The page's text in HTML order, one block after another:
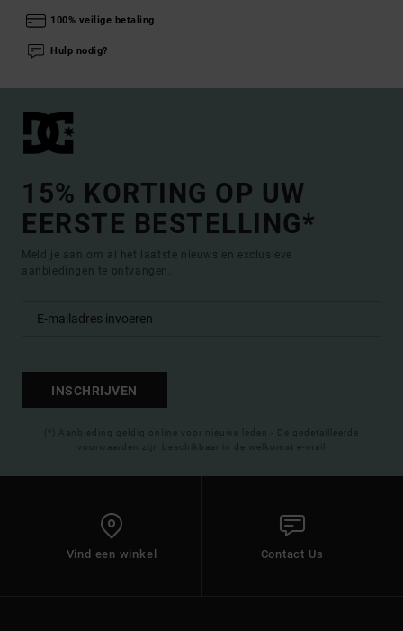
100% veilige betaling
Hulp nodig?
15% KORTING OP UW
EERSTE BESTELLING*
Meld je aan om al het laatste nieuws en exclusieve
aanbiedingen te ontvangen.
INSCHRIJVEN
(*) Aanbieding geldig online voor nieuwe leden - De gedetailleerde
voorwaarden zijn beschikbaar in de welkomst e-mail
Vind een winkel Contact Us